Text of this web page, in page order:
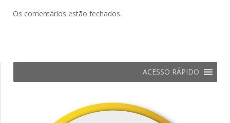
Os comentários estão fechados.
ACESSO RÁPIDO